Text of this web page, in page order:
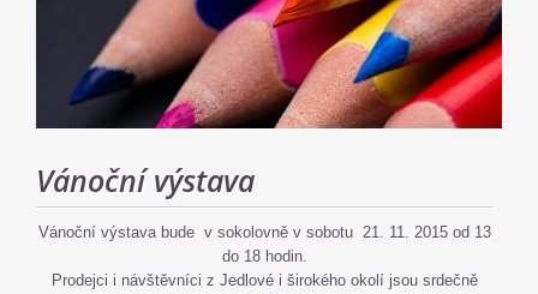
Vánoční výstava
Vánoční výstava bude v sokolovně v sobotu 21. 11. 2015 od 13
do 18 hodin.
Prodejci i návštěvníci z Jedlové i širokého okolí jsou srdečně